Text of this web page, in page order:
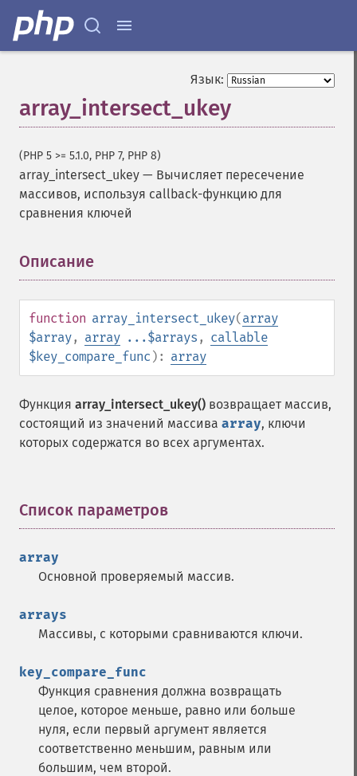
Язык:
array_intersect_ukey
(PHP 5 >= 5.1.0, PHP 7, PHP 8)
array_intersect_ukey — Вычисляет пересечение
массивов, используя callback-функцию для
сравнения ключей
Описание
function array_intersect_ukey(array
$array, array ...$arrays , callable
$key_compare_func ): array
Функция array_intersect_ukey() возвращает массив,
состоящий из значений массива array, ключи
которых содержатся во всех аргументах.
Список параметров
array
Основной проверяемый массив.
arrays
Массивы, с которыми сравниваются ключи.
key_compare_func
Функция сравнения должна возвращать
целое, которое меньше, равно или больше
нуля, если первый аргумент является
соответственно меньшим, равным или
большим, чем второй.